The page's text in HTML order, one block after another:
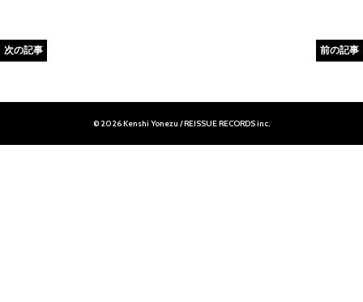
次の記事 前の記事
© 2026 Kenshi Yonezu / REISSUE RECORDS inc.